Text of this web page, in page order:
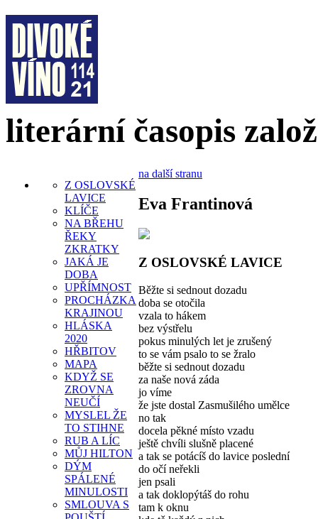
literární časopis
Z OSLOVSKÉ
LAVICE
KLÍČE
NA BŘEHU
ŘEKY
ZKRATKY
JAKÁ JE
DOBA
UPŘÍMNOST
PROCHÁZKA
KRAJINOU
HLÁSKA
2020
HŘBITOV
MAPA
KDYŽ SE
ZROVNA
NEUČÍ
MYSLEL ŽE
TO STIHNE
RUB A LÍC
MŮJ HILTON
DÝM
SPÁLENÉ
MINULOSTI
SMLOUVA S
na další stranu
Eva Frantinová
Z OSLOVSKÉ LAVICE
Běžte si sednout dozadu
doba se otočila
vzala to hákem
bez výstřelu
pokus minulých let je zrušený
to se vám psalo to se žralo
běžte si sednout dozadu
za naše nová záda
jo víme
že jste dostal Zasmušilého umělce
no tak
docela pěkné místo vzadu
ještě chvíli slušně placené
a tak se potácíš do lavice poslední
do očí neřekli
jen psali
a tak doklopýtáš do rohu
tam k oknu